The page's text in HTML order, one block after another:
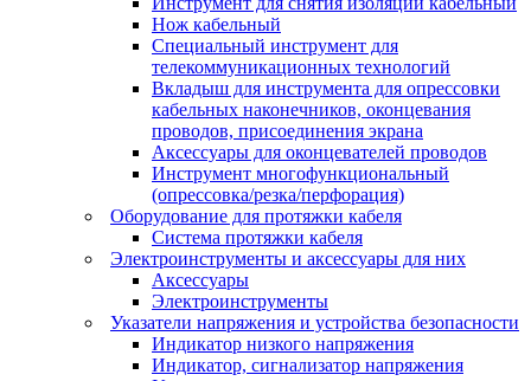
Нож кабельный
Специальный инструмент для
телекоммуникационных технологий
Вкладыш для инструмента для опрессовки
кабельных наконечников, оконцевания
проводов, присоединения экрана
Аксессуары для оконцевателей проводов
Инструмент многофункциональный
(опрессовка/резка/перфорация)
Оборудование для протяжки кабеля
Система протяжки кабеля
Электроинструменты и аксессуары для них
Аксессуары
Электроинструменты
Указатели напряжения и устройства безопасности
Индикатор низкого напряжения
Индикатор, сигнализатор напряжения